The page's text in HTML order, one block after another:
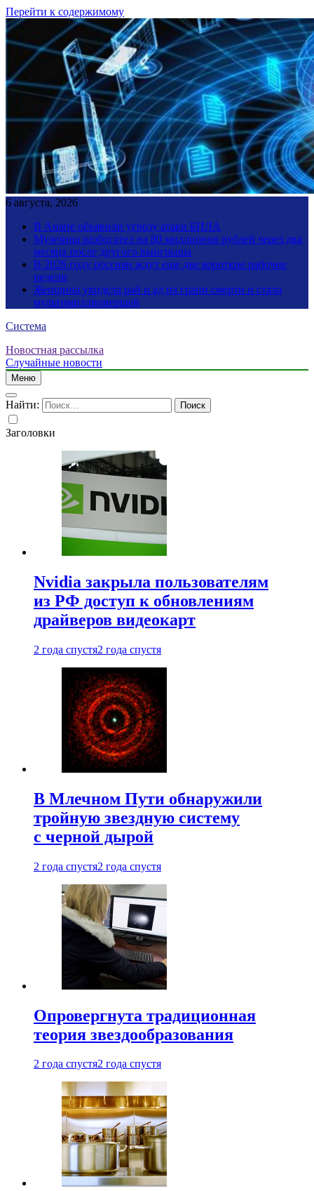
Перейти к содержимому
6 августа, 2026
В Анапе объявили угрозу атаки БПЛА
Мужчина разбогател на 80 миллионов рублей через два
месяца после другого выигрыша
В 2026 году россиян ждут еще две короткие рабочие
недели
Женщина увидела рай и ад на грани смерти и стала
мультимиллионершей
Система
Новостная рассылка
Случайные новости
Меню
Найти:
Заголовки
Nvidia закрыла пользователям
из РФ доступ к обновлениям
драйверов видеокарт
2 года спустя2 года спустя
В Млечном Пути обнаружили
тройную звездную систему
с черной дырой
2 года спустя2 года спустя
Опровергнута традиционная
теория звездообразования
2 года спустя2 года спустя